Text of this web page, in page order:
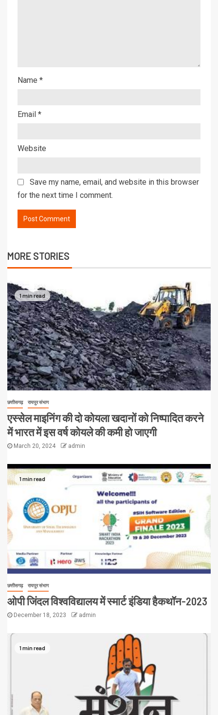
Name *
Email *
Website
Save my name, email, and website in this browser
for the next time I comment.
MORE STORIES
1 min read
छत्तीसगढ़ रायपुर संभाग
एस्सेल माइनिंग की दो कोयला खदानों को निष्पादित करने
में भारत में इस वर्ष कोयले की कमी हो जाएगी
March 20, 2024 admin
1 min read
छत्तीसगढ़ रायपुर संभाग
ओपी जिंदल विश्वविद्यालय में स्मार्ट इंडिया हैकथॉन-2023
December 18, 2023 admin
1 min read